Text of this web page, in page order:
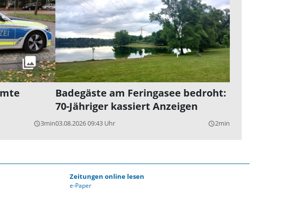
query_builder3min
Badegäste am Feringasee bedroht:
70-Jähriger kassiert Anzeigen
03.08.2026 09:43 Uhr query_builder2min
Zeitungen online lesen
e-Paper